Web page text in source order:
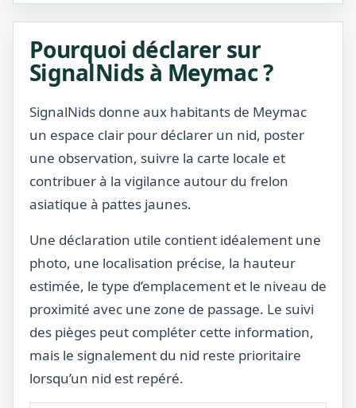
Pourquoi déclarer sur
SignalNids à Meymac ?
SignalNids donne aux habitants de Meymac
un espace clair pour déclarer un nid, poster
une observation, suivre la carte locale et
contribuer à la vigilance autour du frelon
asiatique à pattes jaunes.
Une déclaration utile contient idéalement une
photo, une localisation précise, la hauteur
estimée, le type d’emplacement et le niveau de
proximité avec une zone de passage. Le suivi
des pièges peut compléter cette information,
mais le signalement du nid reste prioritaire
lorsqu’un nid est repéré.